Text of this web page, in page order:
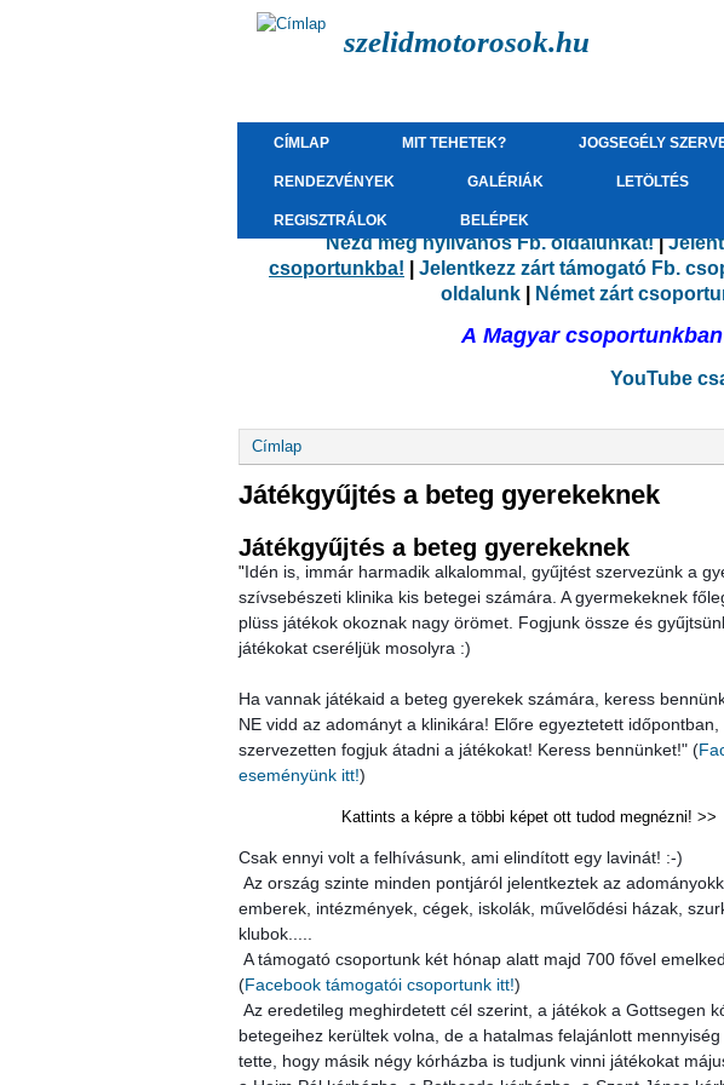
szelidmotorosok.hu
CÍMLAP MIT TEHETEK? JOGSEGÉLY
RENDEZVÉNYEK GALÉRIÁK LETÖLTÉS
REGISZTRÁLOK BELÉPEK
Nézd meg nyilvános Fb. oldalunkat!|
csoportunkba!
Jelentkezz zárt támogató Fb.
oldalunk
Német zárt
A Magyar
YouTube
Jelenlegi hely
Címlap
Játékgyűjtés a beteg gyerekeknek
Játékgyűjtés a beteg gyerekeknek
"Idén is, immár harmadik alkalommal, gyűjtést szervezünk a
szívsebészeti klinika kis betegei számára. A gyermekeknek
plüss játékok okoznak nagy örömet. Fogjunk össze és
játékokat cseréljük mosolyra :)
Ha vannak játékaid a beteg gyerekek számára, keress
NE vidd az adományt a klinikára! Előre egyeztetett időpontban,
szervezetten fogjuk átadni a játékokat! Keress bennünket!" (
eseményünk itt!)
Kattints a képre a többi képet ott tudod megnézni! >>
Csak ennyi volt a felhívásunk, ami elindított egy lavinát! :-)
emberek, intézmények, cégek, iskolák, művelődési házak,
klubok.....
(Facebook támogatói csoportunk itt!)
betegeihez kerültek volna, de a hatalmas felajánlott
tette, hogy másik négy kórházba is tudjunk vinni játékokat